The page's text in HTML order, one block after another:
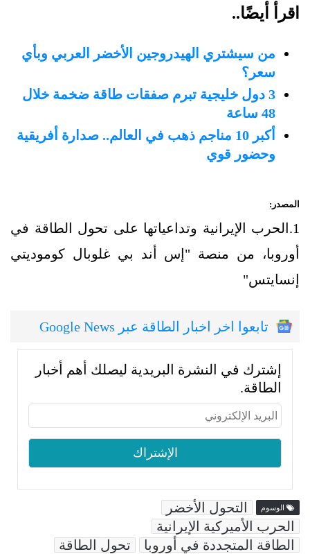
اقرأ أيضًا..
من سيشتري الهيدروجين الأخضر العربي وبأي
سعر؟
3 دول خليجية تبرم صفقات طاقة ضخمة خلال
48 ساعة
أكبر 10 مناجم ذهب في العالم.. صدارة أفريقية
وحضور قوي
المصدر:
1.الحرب الإيرانية وتداعياتها على تحول الطاقة في
أوروبا، من منصة "إس أند بي غلوبال كوموديتي
إنسايتس"
تابعوا اخر اخبار الطاقة عبر Google News
إشترك في النشرة البريدية ليصلك أهم أخبار
الطاقة.
الوسوم
التحول الأخضر
الحرب الأميركية الإيرانية
الطاقة المتجددة في أوروبا
تحول الطاقة